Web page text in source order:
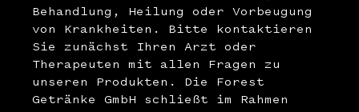
Behandlung, Heilung oder Vorbeugung
von Krankheiten. Bitte kontaktieren
Sie zunächst Ihren Arzt oder
Therapeuten mit allen Fragen zu
unseren Produkten. Die Forest
Getränke GmbH schließt im Rahmen